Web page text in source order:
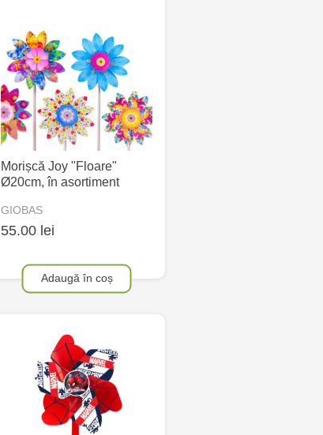
Morișcă Joy "Floare"
Ø20cm, în asortiment
GIOBAS
55.00 lei
Adaugă în coș